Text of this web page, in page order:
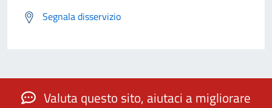
Segnala disservizio
Valuta questo sito, aiutaci a migliorare